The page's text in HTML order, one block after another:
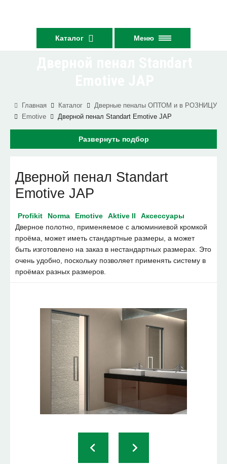
Каталог Меню
Главная Каталог
Дверные пеналы ОПТОМ и в РОЗНИЦУ
Emotive
Дверной пенал Standart Emotive JAP
Развернуть подбор
Дверной пенал Standart
Emotive JAP
Profikit Norma Emotive Aktive II
Аксессуары
Дверное полотно, применяемое с алюминиевой кромкой
проёма, может иметь стандартные размеры, а может
быть изготовлено на заказ в нестандартных размерах. Это
очень удобно, поскольку позволяет применять систему в
проёмах разных размеров.